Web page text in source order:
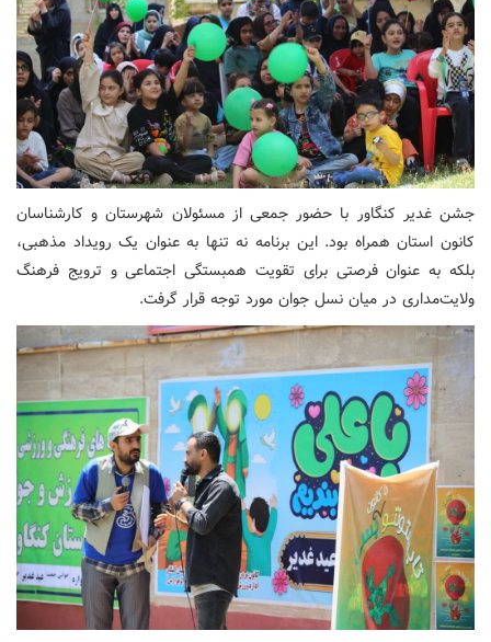
جشن غدیر کنگاور با حضور جمعی از مسئولان شهرستان و کارشناسان
کانون استان همراه بود. این برنامه نه تنها به عنوان یک رویداد مذهبی،
بلکه به عنوان فرصتی برای تقویت همبستگی اجتماعی و ترویج فرهنگ
ولایت‌مداری در میان نسل جوان مورد توجه قرار گرفت.